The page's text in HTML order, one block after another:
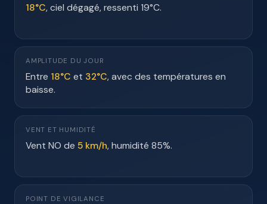
18°C, ciel dégagé, ressenti 19°C.
AMPLITUDE DU JOUR
Entre 18°C et 32°C, avec des températures en
baisse.
VENT ET HUMIDITÉ
Vent NO de 5 km/h, humidité 85%.
POINT DE VIGILANCE